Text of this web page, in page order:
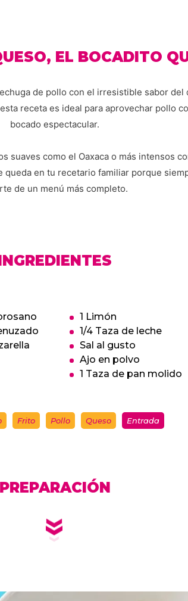
EL BOCADITO
de pollo con el irresistible sabor
receta es ideal para aprovechar pollo
bocado espectacular.
suaves como el Oaxaca o más intensos
en tu recetario familiar porque
de un menú más completo.
1 Limón
1/4 Taza de leche
Sal al gusto
Ajo en polvo
1 Taza de pan molido
Frito Pollo Queso Entrada
PREPARACIÓN